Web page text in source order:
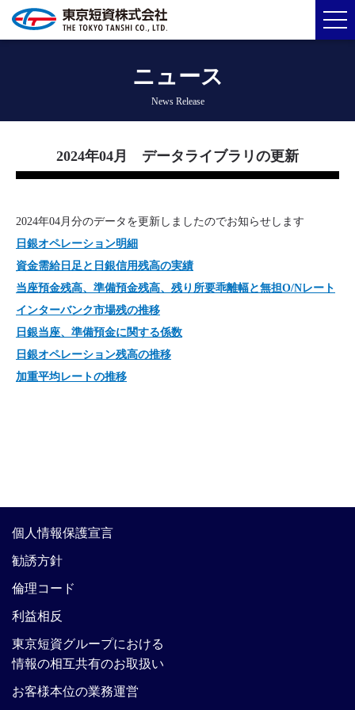
ニュース
News Release
2024年04月 データライブラリの更新
2024年04月分のデータを更新しましたのでお知らせします
日銀オペレーション明細
資金需給日足と日銀信用残高の実績
当座預金残高、準備預金残高、残り所要乖離幅と無担O/Nレート
インターバンク市場残の推移
日銀当座、準備預金に関する係数
日銀オペレーション残高の推移
加重平均レートの推移
個人情報保護宣言
勧誘方針
倫理コード
利益相反
東京短資グループにおける
情報の相互共有のお取扱い
お客様本位の業務運営